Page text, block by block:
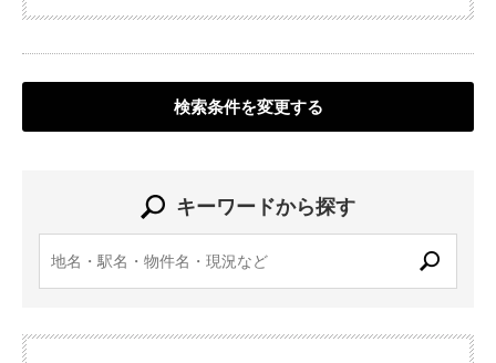
検索条件を変更する
キーワードから探す